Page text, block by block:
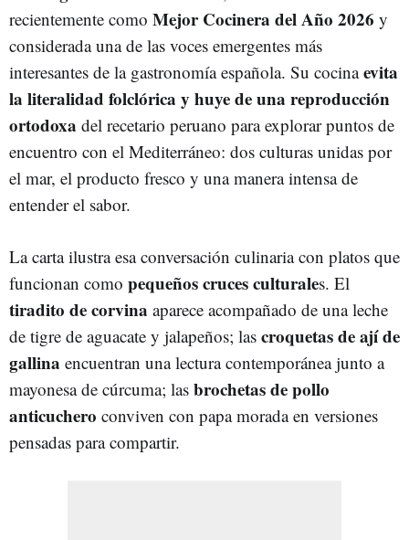
recientemente como Mejor Cocinera del Año 2026 y
considerada una de las voces emergentes más
interesantes de la gastronomía española. Su cocinaevita
la literalidad folclórica y huye de una reproducción
ortodoxa del recetario peruano para explorar puntos de
encuentro con el Mediterráneo: dos culturas unidas por
el mar, el producto fresco y una manera intensa de
entender el sabor.
La carta ilustra esa conversación culinaria con platos que
funcionan como pequeños cruces culturales. El
tiradito de corvina aparece acompañado de una leche
de tigre de aguacate y jalapeños; las croquetas de ají de
gallina encuentran una lectura contemporánea junto a
mayonesa de cúrcuma; las brochetas de pollo
anticuchero conviven con papa morada en versiones
pensadas para compartir.